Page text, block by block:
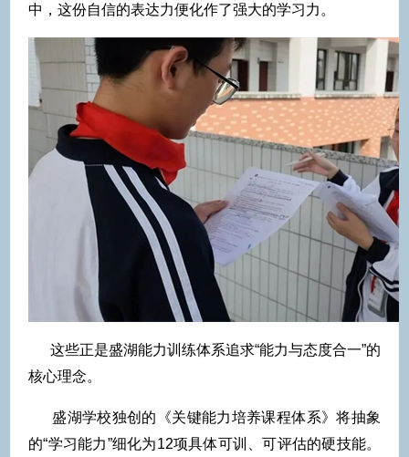
中，这份自信的表达力便化作了强大的学习力。
这些正是盛湖能力训练体系追求“能力与态度合一”的
核心理念。
盛湖学校独创的《关键能力培养课程体系》将抽象
的“学习能力”细化为12项具体可训、可评估的硬技能。